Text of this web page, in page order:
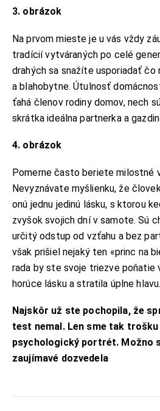
3. obrázok
Na prvom mieste je u vás vždy
tradícií vytváraných po celé
drahých sa snažíte usporiadať čo
a blahobytne. Útulnosť
ťahá členov rodiny domov, nech
skrátka ideálna partnerka a
4. obrázok
Pomerne často beriete milostné
Nevyznávate myšlienku, že
onú jednu jedinú lásku, s ktorou
zvyšok svojich dní v samote. Sú
určitý odstup od vzťahu a bez
však prišiel nejaký ten «princ na
rada by ste svoje triezve poňatie
horúce lásku a stratila úplne hlavu.
Najskôr už ste pochopila, že
test nemal. Len sme tak
psychologický portrét. Možno
zaujímavé dozvedela
KONTAKT
ADRESA:
TELEFÓN:
+421 901 762 147
EMAIL:
ahoj@lalala.sk
Pon - Pia/ 9:00 - 15:00
INFORMAČNÉ MENU
O Lalala
Reklama